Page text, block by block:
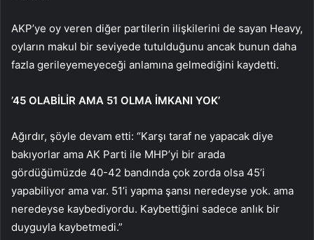
AKP’ye oy veren diğer partilerin ilişkilerini de sayan Heavy,
oyların makul bir seviyede tutulduğunu ancak bunun daha
fazla gerileyemeyeceği anlamına gelmediğini kaydetti.
’45 OLABİLİR AMA 51 OLMA İMKANI YOK’
Ağırdır, şöyle devam etti: “Karşı taraf ne yapacak diye
bakıyorlar ama AK Parti ile MHP’yi bir arada
gördüğümüzde 40-42 bandında çok zorda olsa 45’i
yapabiliyor ama var. 51’i yapma şansı neredeyse yok. ama
neredeyse kaybediyordu. Kaybettiğini sadece anlık bir
duyguyla kaybetmedi.”